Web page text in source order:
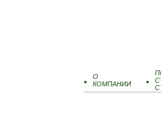
О
КОМПАНИИ